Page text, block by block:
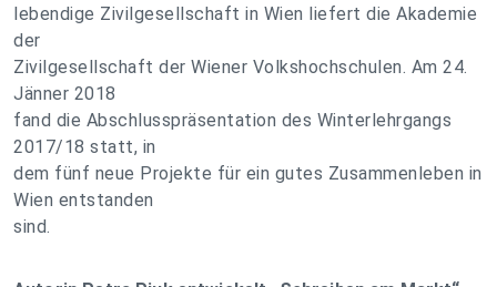
lebendige Zivilgesellschaft in Wien liefert die Akademie
der
Zivilgesellschaft der Wiener Volkshochschulen. Am 24.
Jänner 2018
fand die Abschlusspräsentation des Winterlehrgangs
2017/18 statt, in
dem fünf neue Projekte für ein gutes Zusammenleben in
Wien entstanden
sind.